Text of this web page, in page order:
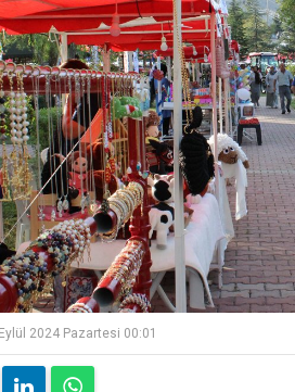
2024 Pazartesi 00:01